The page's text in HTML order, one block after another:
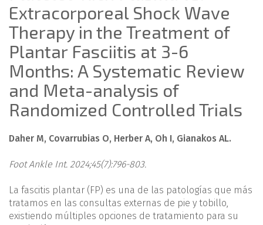
Extracorporeal Shock Wave
Therapy in the Treatment of
Plantar Fasciitis at 3-6
Months: A Systematic Review
and Meta-analysis of
Randomized Controlled Trials
Daher M, Covarrubias O, Herber A, Oh I, Gianakos AL.
Foot Ankle Int. 2024;45(7):796-803.
La fascitis plantar (FP) es una de las patologías que más
tratamos en las consultas externas de pie y tobillo,
existiendo múltiples opciones de tratamiento para su